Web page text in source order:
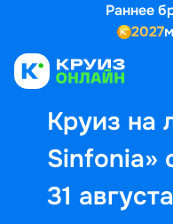
Раннее
2027
Круиз на
Sinfonia»
31